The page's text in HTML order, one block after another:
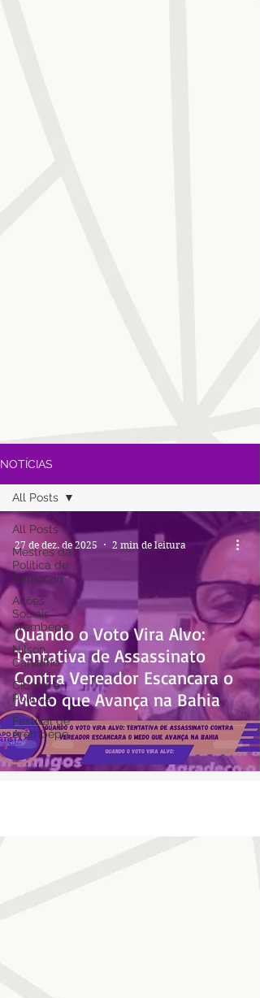
NOTÍCIAS
All Posts
Mestres da
Política de
Camaçari
Ações
Sociais
Arembepe
Nilson
Carvalho
Cidade e
Política
Festival de
Arembépe
All Posts
Quando o Voto Vira Alvo:
Tentativa de Assassinato
Contra Vereador Escancara o
Medo que Avança na Bahia
27 de dez. de 2025 2 min de leitura